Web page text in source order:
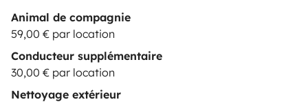
Animal de compagnie
59,00 € par location
Conducteur supplémentaire
30,00 € par location
Nettoyage extérieur